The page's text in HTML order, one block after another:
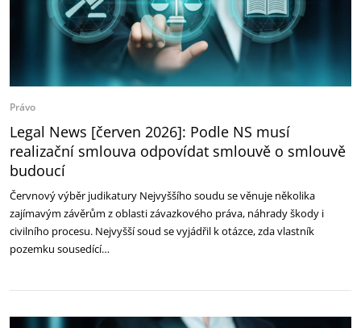
Právo
Legal News [červen 2026]: Podle NS musí
realizační smlouva odpovídat smlouvě o smlouvě
budoucí
Červnový výběr judikatury Nejvyššího soudu se věnuje několika
zajímavým závěrům z oblasti závazkového práva, náhrady škody i
civilního procesu. Nejvyšší soud se vyjádřil k otázce, zda vlastník
pozemku sousedící…